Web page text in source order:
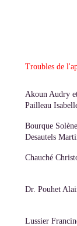
Troubles de
Akoun Audry
Pailleau
Bourque
Desautels
Chauché
Dr. Pouhet
Lussier